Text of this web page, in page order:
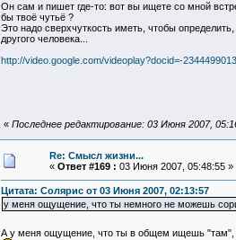
Он сам и пишет где-то: вот вы ищете со мной
бы твоё чутьё ?
Это надо сверхчуткость иметь, чтобы
другого человека...
http://video.google.com/videoplay?docid=-
« Последнее редактирование: 03 Июня 2007,
Re: Смысл жизни...
« Ответ #169 : 03 Июня 2007, 05:48:55 »
Цитата: Солярис от 03 Июня 2007, 02:13:57
у меня ощущение, что ты немного не можешь
А у меня ощущение, что ты в общем ищешь "там",